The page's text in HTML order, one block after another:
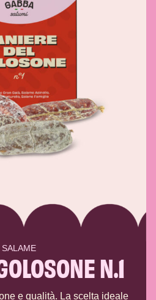
SALAME
N.1
e qualità. La scelta ideale